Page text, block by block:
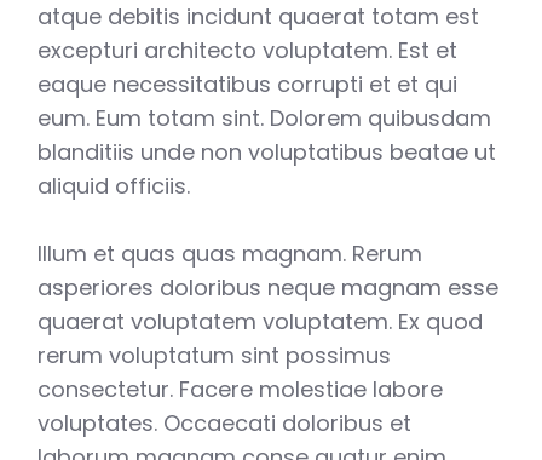
atque debitis incidunt quaerat totam est
excepturi architecto voluptatem. Est et
eaque necessitatibus corrupti et et qui
eum. Eum totam sint. Dolorem quibusdam
blanditiis unde non voluptatibus beatae ut
aliquid officiis.
Illum et quas quas magnam. Rerum
asperiores doloribus neque magnam esse
quaerat voluptatem voluptatem. Ex quod
rerum voluptatum sint possimus
consectetur. Facere molestiae labore
voluptates. Occaecati doloribus et